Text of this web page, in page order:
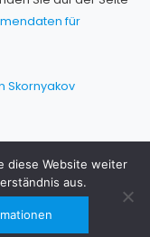
für
Skornyakov
diese Website weiter
aus.